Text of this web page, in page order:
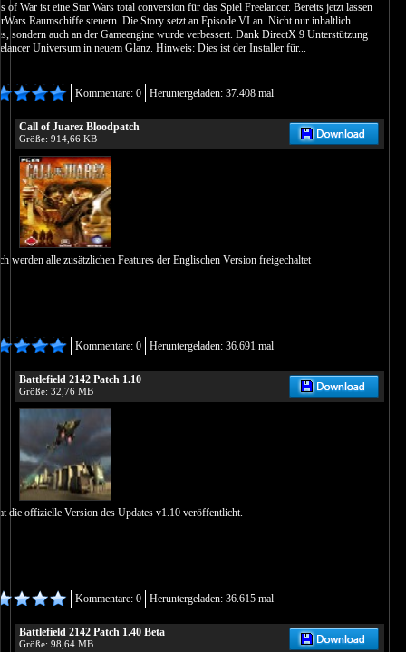
of War ist eine Star Wars total conversion für das Spiel Freelancer. Bereits jetzt lassen
Raumschiffe steuern. Die Story setzt an Episode VI an. Nicht nur inhaltlich
sondern auch an der Gameengine wurde verbessert. Dank DirectX 9 Unterstützung
Universum in neuem Glanz. Hinweis: Dies ist der Installer für...
Kommentare: 0 Heruntergeladen: 37.408 mal
Call of Juarez Bloodpatch
Größe: 914,66 KB
werden alle zusätzlichen Features der Englischen Version freigechaltet
Kommentare: 0 Heruntergeladen: 36.691 mal
Battlefield 2142 Patch 1.10
Größe: 32,76 MB
die offizielle Version des Updates v1.10 veröffentlicht.
Kommentare: 0 Heruntergeladen: 36.615 mal
Battlefield 2142 Patch 1.40 Beta
Größe: 98,64 MB